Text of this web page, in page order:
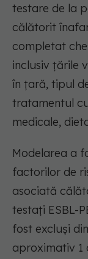
testare de la
călătorit
completat
inclusiv țările
în țară, tipul
tratamentul
medicale,
Modelarea a
factorilor de
asociată
testați ESBL-
fost excluși
aproximativ 1